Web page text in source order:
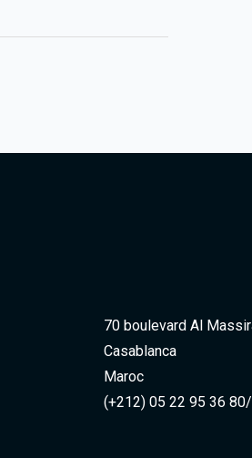
70 boulevard Al
Casablanca
Maroc
(+212) 05 22 95 36